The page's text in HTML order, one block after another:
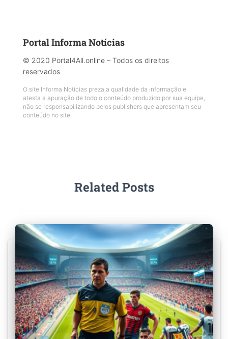
Portal Informa Notícias
© 2020 Portal4All.online – Todos os direitos
reservados
O site Informa Notícias preza a qualidade da informação e
atesta a apuração de todo o conteúdo produzido por sua equipe,
não se responsabilizando pelos publishers que apresentam seu
conteúdo no site.
Related Posts